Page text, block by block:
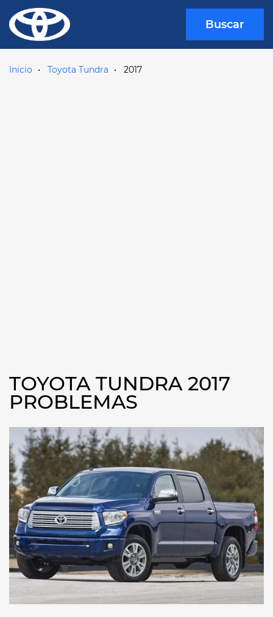
Buscar
Inicio Toyota Tundra 2017
TOYOTA TUNDRA 2017
PROBLEMAS